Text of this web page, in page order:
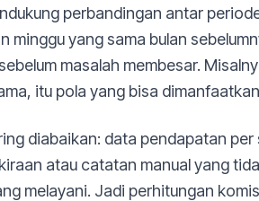
perbandingan antar
minggu yang sama bulan
masalah membesar.
itu pola yang bisa
diabaikan: data pendapatan per
atau catatan manual yang
melayani. Jadi perhitungan